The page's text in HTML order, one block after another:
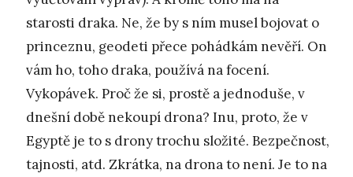
starosti draka. Ne, že by s ním musel bojovat o
princeznu, geodeti přece pohádkám nevěří. On
vám ho, toho draka, používá na focení.
Vykopávek. Proč že si, prostě a jednoduše, v
dnešní době nekoupí drona? Inu, proto, že v
Egyptě je to s drony trochu složité. Bezpečnost,
tajnosti, atd. Zkrátka, na drona to není. Je to na